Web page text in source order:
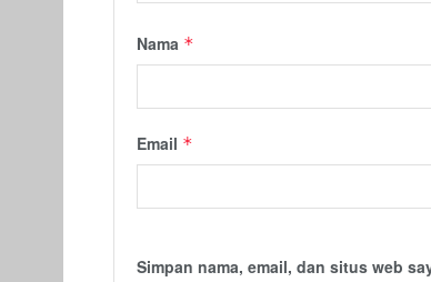
Nama *
Email *
Simpan nama, email, dan situs web